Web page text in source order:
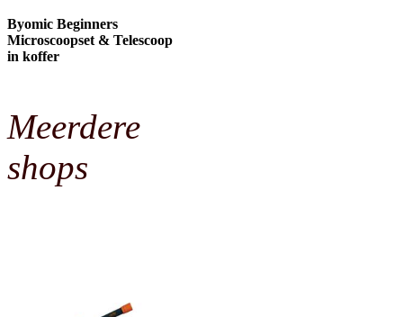
Byomic Beginners
Microscoopset & Telescoop
in koffer
Meerdere
shops